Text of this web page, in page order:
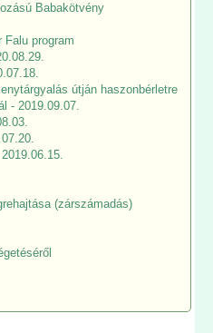
Babakötvény
Falu program
útján haszonbérletre
- 2019.09.07.
(zárszámadás)